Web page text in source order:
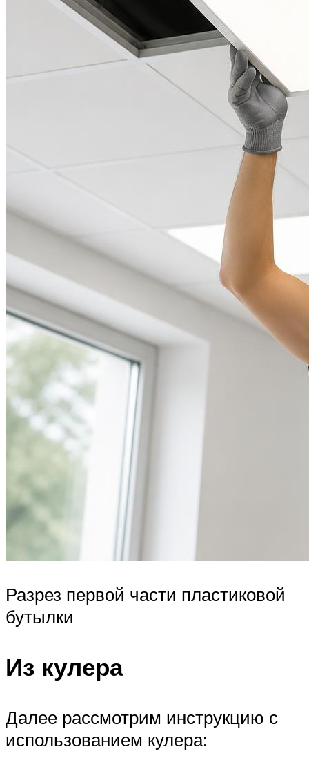
Разрез первой части пластиковой
бутылки
Из кулера
Далее рассмотрим инструкцию с
использованием кулера: